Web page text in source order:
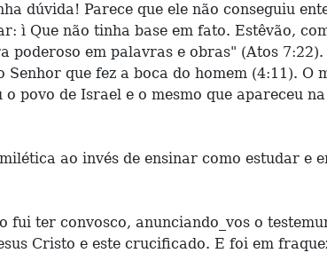
dúvida! Parece que ele não conseguiu
ì Que não tinha base em fato. Estêvão,
poderoso em palavras e obras" (Atos
que fez a boca do homem (4:11). O
povo de Israel e o mesmo que apareceu
ao invés de ensinar como estudar e
ter convosco, anunciando_vos o
Cristo e este crucificado. E foi em